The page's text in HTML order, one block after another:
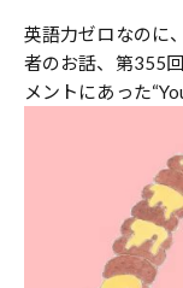
英語力ゼロなのに
者のお話、第355
メントにあった